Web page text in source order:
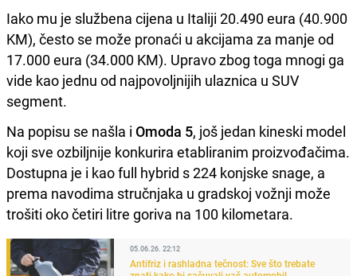
Iako mu je službena cijena u Italiji 20.490 eura (40.900
KM), često se može pronaći u akcijama za manje od
17.000 eura (34.000 KM). Upravo zbog toga mnogi ga
vide kao jednu od najpovoljnijih ulaznica u SUV
segment.
Na popisu se našla i Omoda 5, još jedan kineski model
koji sve ozbiljnije konkurira etabliranim proizvođačima.
Dostupna je i kao full hybrid s 224 konjske snage, a
prema navodima stručnjaka u gradskoj vožnji može
trošiti oko četiri litre goriva na 100 kilometara.
05.06.26. 22:12
Antifriz i rashladna tečnost: Sve što trebate